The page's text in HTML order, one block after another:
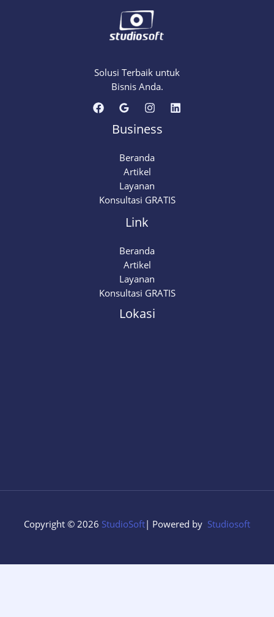
Solusi Terbaik untuk
Bisnis Anda.
Business
Beranda
Artikel
Layanan
Konsultasi GRATIS
Link
Beranda
Artikel
Layanan
Konsultasi GRATIS
Lokasi
Copyright © 2026 StudioSoft| Powered by Studiosoft